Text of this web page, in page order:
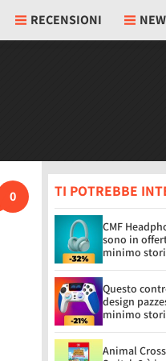
RECENSIONI
0 TI POTREBBE
CMF
sono in
minimo
Questo
design
minimo
Animal